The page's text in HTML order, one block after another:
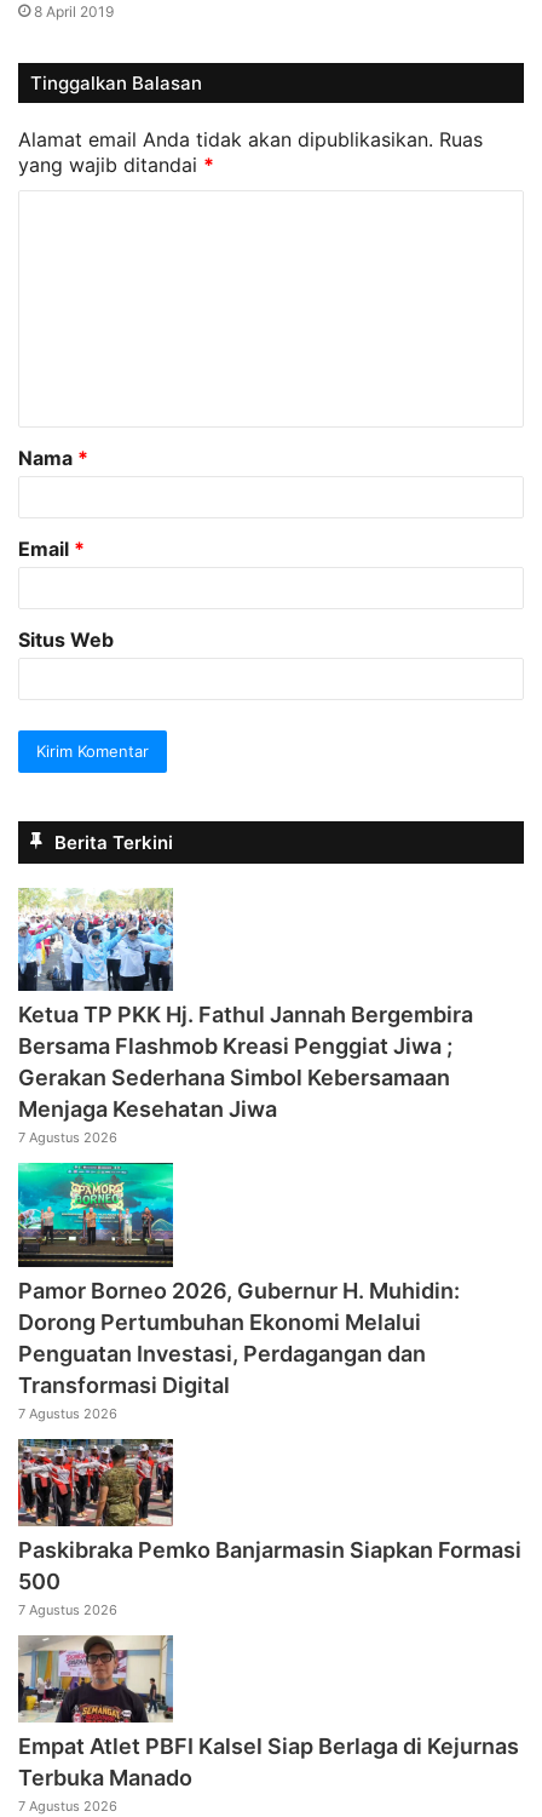
8 April 2019
Tinggalkan Balasan
Alamat email Anda tidak akan dipublikasikan. Ruas
yang wajib ditandai *
a
r
Nama *
Email *
Situs Web
Berita Terkini
‎Ketua TP PKK Hj. Fathul Jannah Bergembira
Bersama Flashmob Kreasi Penggiat Jiwa ;
Gerakan Sederhana Simbol Kebersamaan
Menjaga Kesehatan Jiwa
7 Agustus 2026
Pamor Borneo 2026, Gubernur H. Muhidin:
Dorong Pertumbuhan Ekonomi Melalui
Penguatan Investasi, Perdagangan dan
Transformasi Digital
7 Agustus 2026
Paskibraka Pemko Banjarmasin Siapkan Formasi
500
7 Agustus 2026
Empat Atlet PBFI Kalsel Siap Berlaga di Kejurnas
Terbuka Manado
7 Agustus 2026